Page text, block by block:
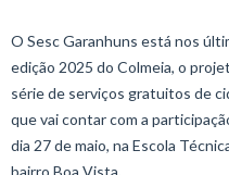
O Sesc Garanhuns está nos
edição 2025 do Colmeia, o
série de serviços gratuitos de
que vai contar com a
dia 27 de maio, na Escola
bairro Boa Vista.